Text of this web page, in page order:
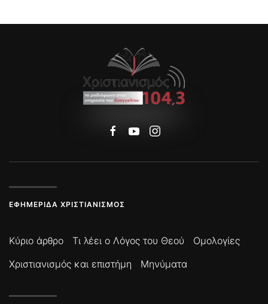
ΕΦΗΜΕΡΊΔΑ ΧΡΙΣΤΙΑΝΙΣΜΌΣ
Κύριο άρθρο Τι λέει ο Λόγος του Θεού
Ομολογίες
Χριστιανισμός και επιστήμη
Μηνύματα